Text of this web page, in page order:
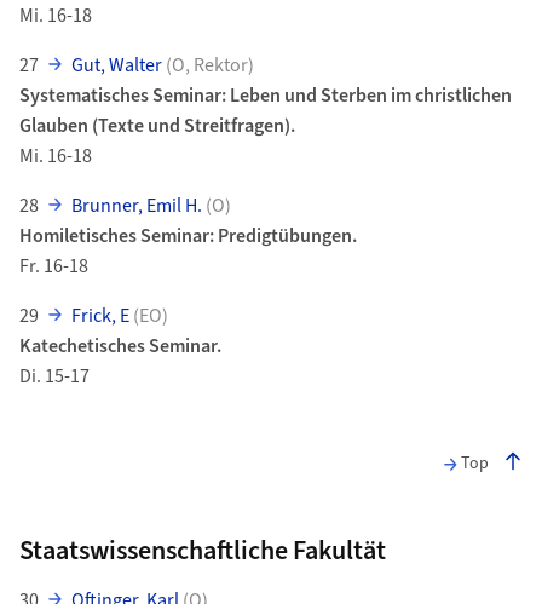
Mi. 16-18
27
Gut, Walter(O, Rektor)
Systematisches Seminar: Leben und Sterben im christlichen
Glauben (Texte und Streitfragen).
Mi. 16-18
28
Brunner, Emil H. (O)
Homiletisches Seminar: Predigtübungen.
Fr. 16-18
29
Frick, E(EO)
Katechetisches Seminar.
Di. 15-17
Top
Staatswissenschaftliche Fakultät